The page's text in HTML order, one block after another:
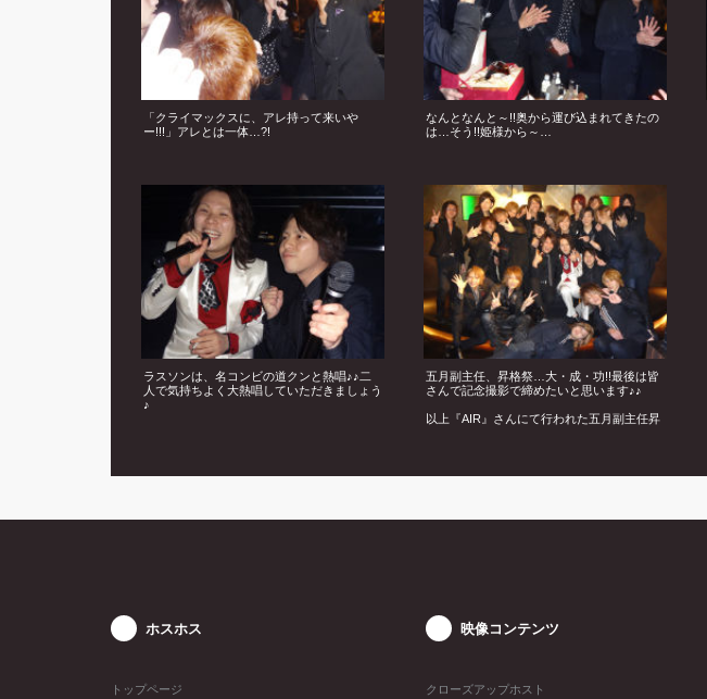
「クライマックスに、アレ持って来いや
ー!!!」アレとは一体…?!
なんとなんと～!!奥から運び込まれてきたの
は…そう!!姫様から～…
ラスソンは、名コンビの道クンと熱唱♪♪二
人で気持ちよく大熱唱していただきましょう
♪
五月副主任、昇格祭…大・成・功!!最後は皆
さんで記念撮影で締めたいと思います♪♪
以上『AIR』さんにて行われた五月副主任昇
ホスホス
トップページ
映像コンテンツ
クローズアップホスト